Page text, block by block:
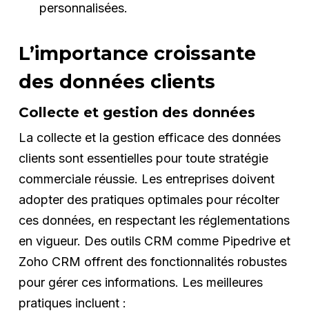
personnalisées.
L’importance croissante
des données clients
Collecte et gestion des données
La collecte et la gestion efficace des données
clients sont essentielles pour toute stratégie
commerciale réussie. Les entreprises doivent
adopter des pratiques optimales pour récolter
ces données, en respectant les réglementations
en vigueur. Des outils CRM comme Pipedrive et
Zoho CRM offrent des fonctionnalités robustes
pour gérer ces informations. Les meilleures
pratiques incluent :